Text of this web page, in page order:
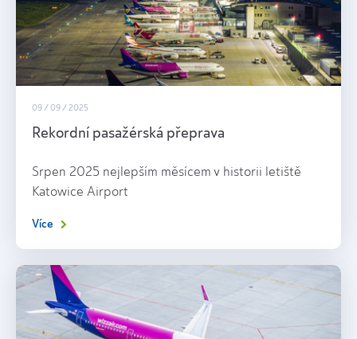
09 / 09 / 2025
Rekordní pasažérská přeprava
Srpen 2025 nejlepším měsícem v historii letiště
Katowice Airport
Více